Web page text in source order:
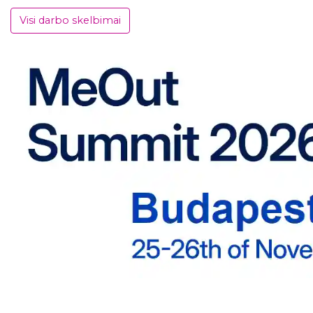
Visi darbo skelbimai